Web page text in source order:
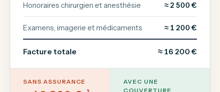
Honoraires chirurgien et anesthésie ≈ 2 500 €
Examens, imagerie et médicaments ≈ 1 200 €
Facture totale ≈ 16 200 €
SANS ASSURANCE
AVEC UNE
COUVERTURE